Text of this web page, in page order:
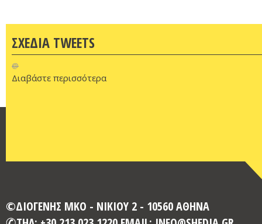
ΣΧΕΔΙΑ TWEETS
@
Διαβάστε περισσότερα
©ΔΙΟΓΕΝΗΣ ΜΚΟ - ΝΙΚΙΟΥ 2 - 10560 ΑΘΗΝΑ